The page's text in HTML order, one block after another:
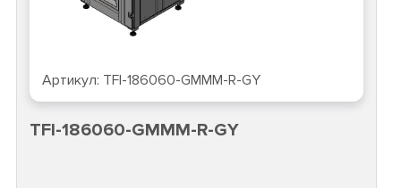
Артикул: TFI-186060-GMMM-R-GY
TFI-186060-GMMM-R-GY